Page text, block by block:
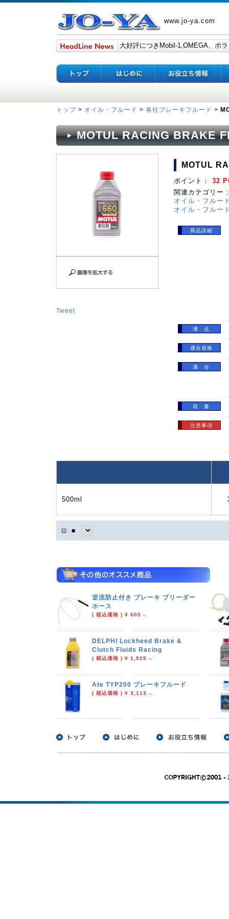
www.jo-ya.com
トップ > オイル・フルード > 各社ブレーキフルード >
MOTUL RACING BRAKE
Tweet
MOTUL
ポイント： 32
関連カテゴリー :
オイル・フルー
オイル・フルー
商品詳細
沸 点
適合規格
適 合
容 量
注意事項
500ml
■
逆流防止付き ブレーキ ブリーダー
ホース
( 税込価格 ) ¥ 605 -.
DELPHI Lockheed Brake &
Clutch Fluids Racing
( 税込価格 ) ¥ 1,925 -.
Ate TYP200 ブレーキフルード
( 税込価格 ) ¥ 3,113 -.